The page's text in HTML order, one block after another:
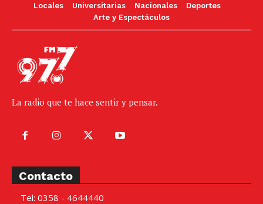
Locales Universitarias Nacionales
Deportes
Arte y Espectáculos
La radio que te hace sentir y pensar.
Contacto
Tel: 0358 - 4644440